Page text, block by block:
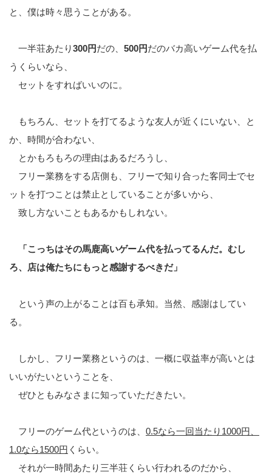
と、僕は時々思うことがある。
一半荘あたり300円だの、 500円だのバカ高いゲーム代を払
うくらいなら、
セットをすればいいのに。
もちろん、セットを打てるような友人が近くにいない、と
か、時間が合わない、
とかもろもろの理由はあるだろうし、
フリー業務をする店側も、フリーで知り合った客同士でセ
ットを打つことは禁止としていることが多いから、
致し方ないこともあるかもしれない。
「こっちはその馬鹿高いゲーム代を払ってるんだ。むし
ろ、店は俺たちにもっと感謝するべきだ」
という声の上がることは百も承知。当然、感謝はしてい
る。
しかし、フリー業務というのは、一概に収益率が高いとは
いいがたいということを、
ぜひともみなさまに知っていただきたい。
フリーのゲーム代というのは、 0.5なら一回当たり1000円、
1.0なら1500円 くらい。
それが一時間あたり三半荘くらい行われるのだから、